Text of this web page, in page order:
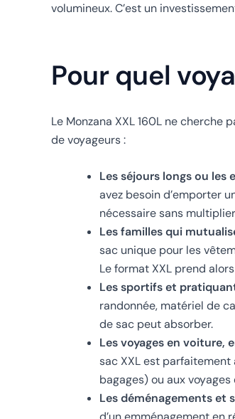
volumineux. C’est un
Pour quel
Le Monzana XXL 160L ne
de voyageurs :
Les séjours longs ou
avez besoin d’emporter
nécessaire sans
Les familles qui
sac unique pour les
Le format XXL prend
Les sportifs et
randonnée, matériel de
de sac peut absorber.
Les voyages en voiture,
sac XXL est
bagages) ou aux
Les déménagements et